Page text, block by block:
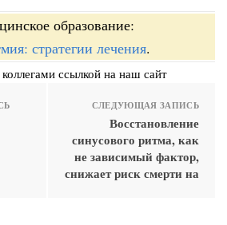
образование:
стратегии лечения.
ссылкой на наш сайт
СЛЕДУЮЩАЯ ЗАПИСЬ
Восстановление
синусового ритма, как
не зависимый фактор,
снижает риск смерти на